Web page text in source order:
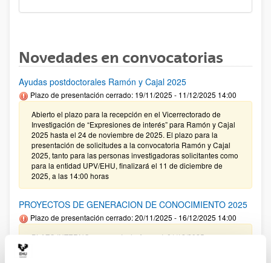
Novedades en convocatorias
Ayudas postdoctorales Ramón y Cajal 2025
Plazo de presentación cerrado: 19/11/2025 - 11/12/2025 14:00
Abierto el plazo para la recepción en el Vicerrectorado de
Investigación de “Expresiones de interés” para Ramón y Cajal
2025 hasta el 24 de noviembre de 2025. El plazo para la
presentación de solicitudes a la convocatoria Ramón y Cajal
2025, tanto para las personas investigadoras solicitantes como
para la entidad UPV/EHU, finalizará el 11 de diciembre de
2025, a las 14:00 horas
PROYECTOS DE GENERACION DE CONOCIMIENTO 2025
Plazo de presentación cerrado: 20/11/2025 - 16/12/2025 14:00
PLAZO INTERNO para envío de Anexo I: 01/12/2025